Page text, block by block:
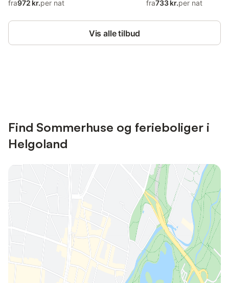
fra972 kr.per nat
fra733 kr.per nat
Vis alle tilbud
Find Sommerhuse og ferieboliger i
Helgoland